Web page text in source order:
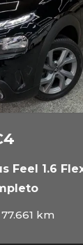
Feel 1.6
77.661 km